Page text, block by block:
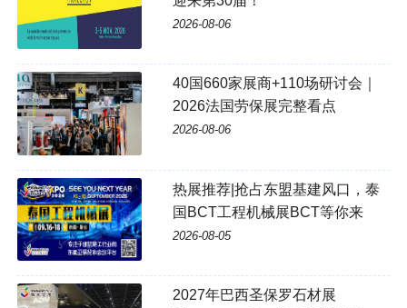
2026-08-06
40国660家展商+110场研讨会｜
2026法国劳保展完整看点
2026-08-06
热展推荐|抢占东盟基建风口，泰
国BCT工程机械展BCT等你来
2026-08-05
2027年巴西圣保罗石材展